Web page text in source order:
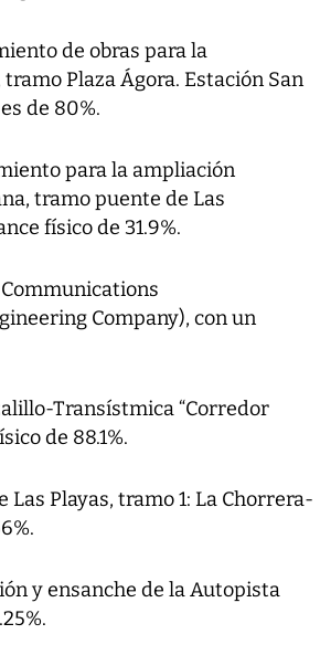
de obras para la
Plaza Ágora. Estación San
de 80%.
para la ampliación
tramo puente de Las
físico de 31.9%.
Company), con un
Transístmica “Corredor
de 88.1%.
Playas, tramo 1: La Chorrera-
y ensanche de la Autopista